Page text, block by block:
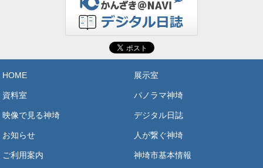
HOME 展示室
資料室 パノラマ神埼
映像で見る神埼 デジタル日誌
お知らせ 人が繋ぐ神埼
ご利用案内 神埼市基本情報